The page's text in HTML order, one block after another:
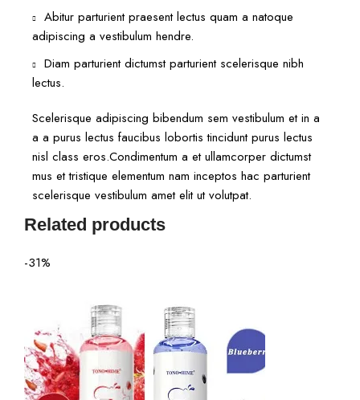
Abitur parturient praesent lectus quam a natoque
adipiscing a vestibulum hendre.
Diam parturient dictumst parturient scelerisque nibh
lectus.
Scelerisque adipiscing bibendum sem vestibulum et in a
a a purus lectus faucibus lobortis tincidunt purus lectus
nisl class eros.Condimentum a et ullamcorper dictumst
mus et tristique elementum nam inceptos hac parturient
scelerisque vestibulum amet elit ut volutpat.
Related products
-31%